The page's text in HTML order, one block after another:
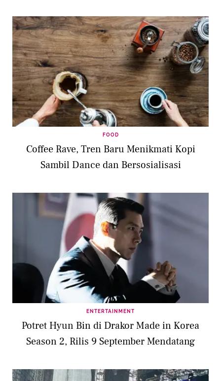
FOOD
Coffee Rave, Tren Baru Menikmati Kopi
Sambil Dance dan Bersosialisasi
ENTERTAINMENT
Potret Hyun Bin di Drakor Made in Korea
Season 2, Rilis 9 September Mendatang